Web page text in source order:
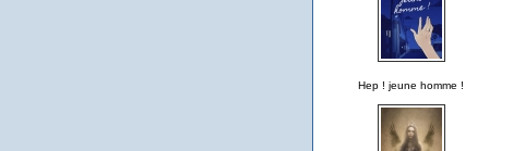
Hep ! jeune homme !